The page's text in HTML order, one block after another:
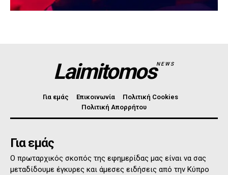
LaimitomosNEWS
Για εμάς Επικοινωνία
Πολιτική Cookies
Πολιτική Απορρήτου
Για εμάς
Ο πρωταρχικός σκοπός της εφημερίδας μας είναι να σας
μεταδίδουμε έγκυρες και άμεσες ειδήσεις από την Κύπρο